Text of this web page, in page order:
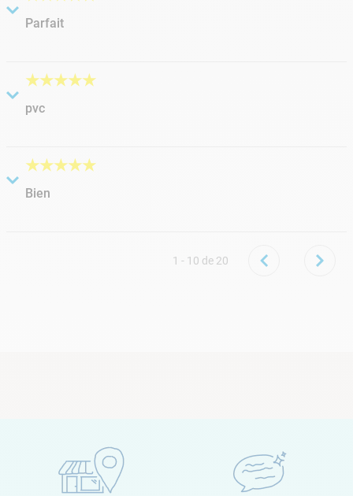
Parfait
Rien à dire correspond à mon attente Parfait
★★★★★
pvc
bon produit
★★★★★
Bien
1 - 10 de 20